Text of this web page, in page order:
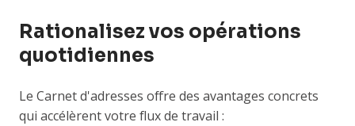
Rationalisez vos opérations
quotidiennes
Le Carnet d'adresses offre des avantages concrets
qui accélèrent votre flux de travail :